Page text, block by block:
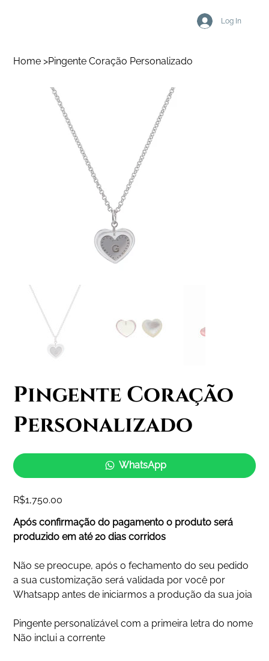
Log In
Home >Pingente Coração Personalizado
Pingente Coração
Personalizado
WhatsApp
Price
R$1,750.00
Após confirmação do pagamento o produto será
produzido em até 20 dias corridos
Não se preocupe, após o fechamento do seu pedido
a sua customização será validada por você por
Whatsapp antes de iniciarmos a produção da sua joia
Pingente personalizável com a primeira letra do nome
Não inclui a corrente